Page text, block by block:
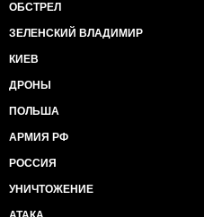
ОБСТРЕЛ
ЗЕЛЕНСКИЙ ВЛАДИМИР
КИЕВ
ДРОНЫ
ПОЛЬША
АРМИЯ РФ
РОССИЯ
УНИЧТОЖЕНИЕ